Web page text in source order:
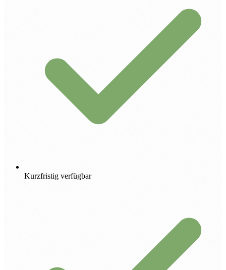
Kurzfristig verfügbar